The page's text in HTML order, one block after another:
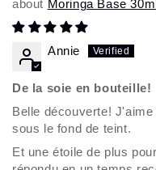
Moringa Base
Annie
De la soie en bouteille!
Belle découverte!
sous le fond de teint.
Et une étoile de plus